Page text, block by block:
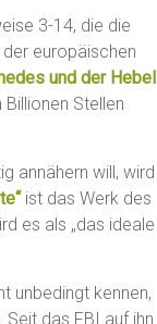
3-14, die die
europäischen
und der Hebel
Stellen
annähern will, wird
ist das Werk des
es als „das ideale
unbedingt kennen,
das FBI auf ihn